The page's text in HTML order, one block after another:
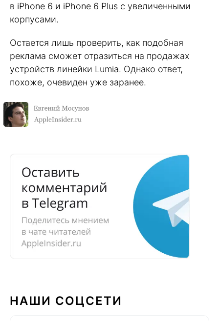
в iPhone 6 и iPhone 6 Plus с увеличенными
корпусами.
Остается лишь проверить, как подобная
реклама сможет отразиться на продажах
устройств линейки Lumia. Однако ответ,
похоже, очевиден уже заранее.
НАШИ СОЦСЕТИ